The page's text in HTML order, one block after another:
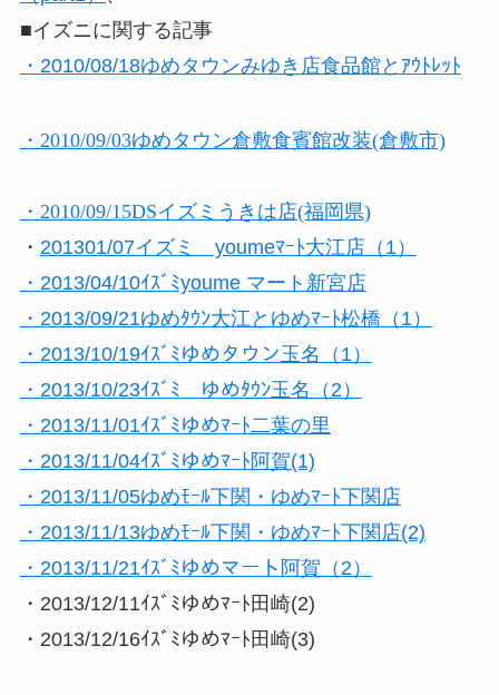
■イズニに関する記事
・2010/08/18ゆめタウンみゆき店食品館とｱｳﾄﾚｯﾄ
・2010/09/03ゆめタウン倉敷食賓館改装(倉敷市)
・2010/09/15DSイズミうきは店(福岡県)
・ 201301/07イズミ youmeﾏｰﾄ大江店（1）
・2013/04/10ｲｽﾞﾐyoume マート新宮店
・2013/09/21ゆめﾀｳﾝ大江とゆめﾏｰﾄ松橋（1）
・2013/10/19ｲｽﾞﾐゆめタウン玉名（1）
・2013/10/23ｲｽﾞﾐ ゆめﾀｳﾝ玉名（2）
・2013/11/01ｲｽﾞﾐゆめﾏｰﾄ二葉の里
・2013/11/04ｲｽﾞﾐゆめﾏｰﾄ阿賀(1)
・2013/11/05ゆめﾓｰﾙ下関・ゆめﾏｰﾄ下関店
・2013/11/13ゆめﾓｰﾙ下関・ゆめﾏｰﾄ下関店(2)
・2013/11/21ｲｽﾞﾐゆめマート阿賀（2）
・2013/12/11ｲｽﾞﾐゆめﾏｰﾄ田崎(2)
・2013/12/16ｲｽﾞﾐゆめﾏｰﾄ田崎(3)